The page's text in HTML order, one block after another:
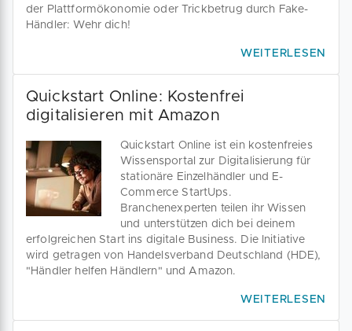
der Plattformökonomie oder Trickbetrug durch Fake-
Händler: Wehr dich!
WEITERLESEN
Quickstart Online: Kostenfrei
digitalisieren mit Amazon
Quickstart Online ist ein kostenfreies
Wissensportal zur Digitalisierung für
stationäre Einzelhändler und E-
Commerce StartUps.
Branchenexperten teilen ihr Wissen
und unterstützen dich bei deinem
erfolgreichen Start ins digitale Business. Die Initiative
wird getragen von Handelsverband Deutschland (HDE),
"Händler helfen Händlern" und Amazon.
WEITERLESEN